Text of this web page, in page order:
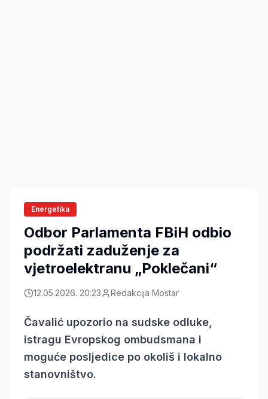
Energetika
Odbor Parlamenta FBiH odbio
podržati zaduženje za
vjetroelektranu „Poklečani“
12.05.2026. 20:23 Redakcija Mostar
Čavalić upozorio na sudske odluke,
istragu Evropskog ombudsmana i
moguće posljedice po okoliš i lokalno
stanovništvo.